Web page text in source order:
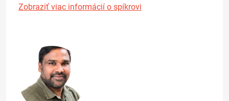
Zobraziť viac informácií o spíkrovi